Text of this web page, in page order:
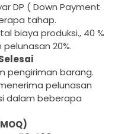
DP ( Down Payment
tahap.
biaya produksi., 40 %
20%.
pengiriman barang.
pelunasan
dalam beberapa